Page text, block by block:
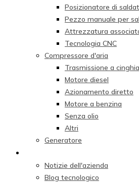
Posizionatore di
Pezzo manuale per
Attrezzatura
Tecnologia CNC
Compressore d'aria
Trasmissione a cinghia
Motore diesel
Azionamento diretto
Motore a benzina
Senza olio
Altri
Generatore
Notizie dell'azienda
Blog tecnologico